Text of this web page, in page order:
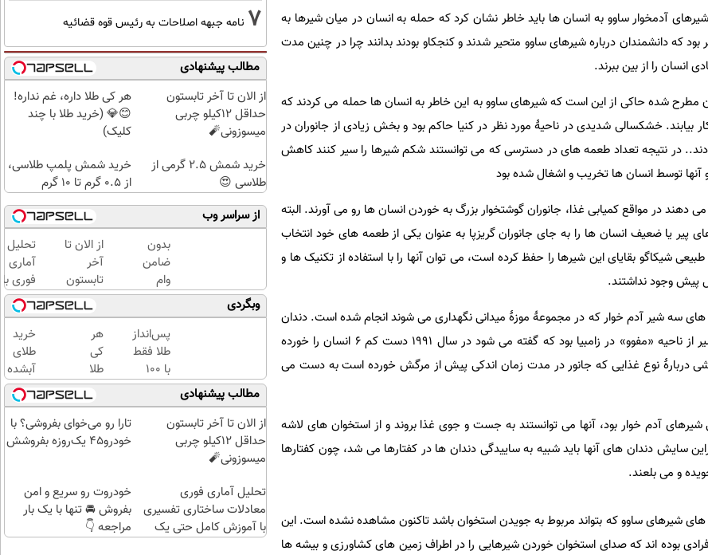
آدمخوار ساوو به انسان ها باید خاطر نشان کرد که حمله به انسان در میان شیرها به
که دانشمندان درباره شیرهای ساوو متحیر شدند و کنجکاو بودند بدانند چرا در چنین مدت
انسان را از بین ببرند.
مطرح شده حاکی از این است که شیرهای ساوو به این خاطر به انسان ها حمله می کردند که
بیابند. خشکسالی شدیدی در ناحیۀ مورد نظر در کنیا حاکم بود و بخش زیادی از جانوران در
در نتیجه تعداد طعمه های در دسترسی که می توانستند شکم شیرها را سیر کنند کاهش
آنها توسط انسان ها تخریب و اشغال شده بود
در مواقع کمیابی غذا، جانوران گوشتخوار بزرگ به خوردن انسان ها رو می آورند. البته
پیر یا ضعیف انسان ها را به جای جانوران گریزپا به عنوان یکی از طعمه های خود انتخاب
شیکاگو بقایای این شیرها را حفظ کرده است، می توان آنها را با استفاده از تکنیک ها و
پیش وجود نداشتند.
سه شیر آدم خوار که در مجموعۀ موزۀ میدانی نگهداری می شوند انجام شده است. دندان
ها متعلق به دو شیر ساوو و یک شیر از ناحیه «مفوو» در زامبیا بود که گفته می شود در سال 1991 دست کم 6 انسان را خورده
دربارۀ نوع غذایی که جانور در مدت زمان اندکی پیش از مرگش خورده است به دست می
آدم خوار بود، آنها می توانستند به جست و جوی غذا بروند و از استخوان های لاشه
سایش دندان های آنها باید شبیه به ساییدگی دندان ها در کفتارها می شد، چون کفتارها
و می بلعند.
های شیرهای ساوو که بتواند مربوط به جویدن استخوان باشد تاکنون مشاهده نشده است. این
بوده اند که صدای استخوان خوردن شیرهایی را در اطراف زمین های کشاورزی و بیشه ها
7 نامه جبهه اصلاحات به رئیس قوه قضائیه
مطالب پیشنهادی
از الان تا آخر تابستون
حداقل 12کیلو چربی
میسوزونی🧨
هر کی طلا داره، غم نداره!
😊💎 (خرید طلا با چند
کلیک)
خرید شمش 2.5 گرمی از
طلاسی 😍
خرید شمش پلمپ طلاسی،
از ۰.۵ گرم تا ۱۰ گرم
از سراسر وب
بدون
ضامن
وام
بگیر،
طلا
بخر
😍
از الان تا
آخر
تابستون
حداقل
12کیلو
چربی
میسوزونی
🧨
تحلیل
آماری
فوری با
نرم
افزار
SPSS
به
همراه
آموزش
کامل
حتی
یک
وبگردی
پس‌انداز
طلا فقط
با ۱۰۰
هزارتومان
(امن و
راحت)
هر
کی
طلا
داره،
غم
نداره!
😊💎
چند
کلیک)
خرید
طلای
آبشده
حتی با
۱۰۰هزارتومان
مطالب پیشنهادی
از الان تا آخر تابستون
حداقل 12کیلو چربی
میسوزونی🧨
تارا رو می‌خوای بفروشی؟ با
خودرو۴۵ یک‌روزه بفروشش
تحلیل آماری فوری
معادلات ساختاری تفسیری
با آموزش کامل حتی یک
خودروت رو سریع و امن
بفروش 🚘 تنها با یک بار
مراجعه 👇